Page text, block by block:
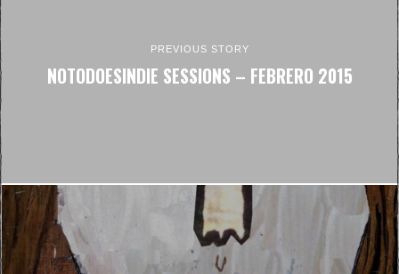
PREVIOUS STORY
NOTODOESINDIE SESSIONS – FEBRERO 2015